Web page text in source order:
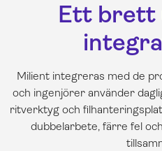
Ett brett
Milient integreras med de
och ingenjörer använder
ritverktyg och
dubbelarbete, färre fel